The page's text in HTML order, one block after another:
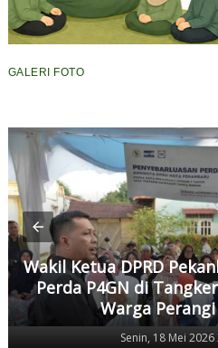
GALERI FOTO
Wakil Ketua DPRD
Perda P4GN di
Warga
Senin, 18 Mei 2026